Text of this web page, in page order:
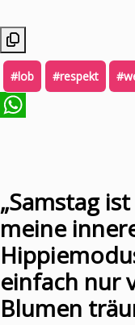
#lob #respekt
„Samstag
meine
einfach nur
Blumen